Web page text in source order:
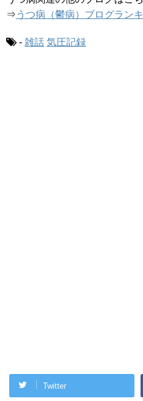
⇒ うつ病（鬱病）ブログラン
- 雑話 気圧記録
Twitter